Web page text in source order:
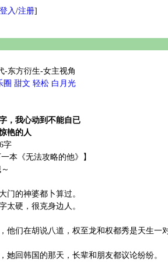
登入/注册]
-东方衍生-女主视角
圈 甜文 轻松 白月光
，我心动到不能自已
艳的人
字
本《无法攻略的他》】
门的神婆都卜算过。
硬，很克身边人。
们在胡说八道，权至龙和权都秀是天生一
回韩国的那天，长辈和朋友都议论纷纷。